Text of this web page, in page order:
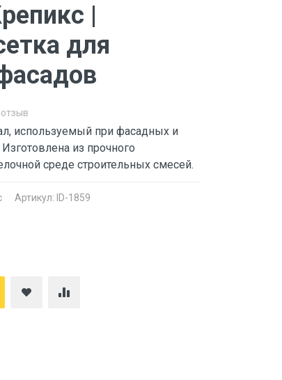
|
для
используемый при фасадных и
из прочного
среде строительных смесей.
Артикул: ID-1859